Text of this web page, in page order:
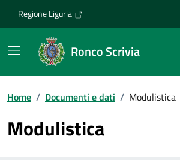
Regione Liguria
Ronco Scrivia
Home / Documenti e dati / Modulistica
Modulistica